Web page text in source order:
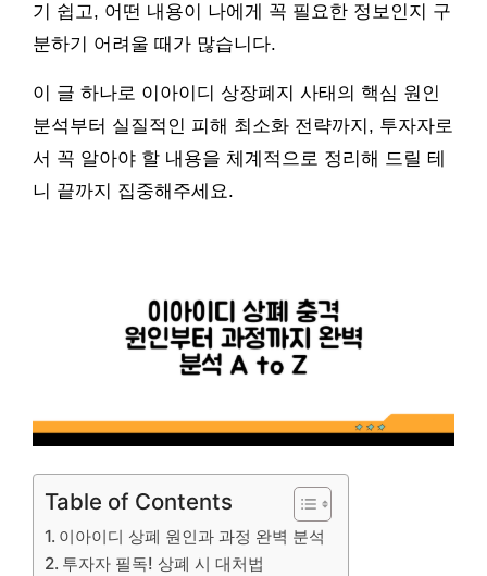
기 쉽고, 어떤 내용이 나에게 꼭 필요한 정보인지 구
분하기 어려울 때가 많습니다.
이 글 하나로 이아이디 상장폐지 사태의 핵심 원인
분석부터 실질적인 피해 최소화 전략까지, 투자자로
서 꼭 알아야 할 내용을 체계적으로 정리해 드릴 테
니 끝까지 집중해주세요.
Table of Contents
이아이디 상폐 원인과 과정 완벽 분석
투자자 필독! 상폐 시 대처법